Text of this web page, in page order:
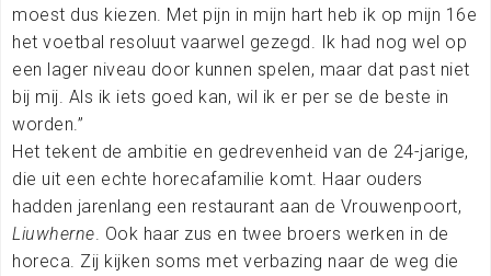
moest dus kiezen. Met pijn in mijn hart heb ik op mijn 16e
het voetbal resoluut vaarwel gezegd. Ik had nog wel op
een lager niveau door kunnen spelen, maar dat past niet
bij mij. Als ik iets goed kan, wil ik er per se de beste in
worden.”
Het tekent de ambitie en gedrevenheid van de 24-jarige,
die uit een echte horecafamilie komt. Haar ouders
hadden jarenlang een restaurant aan de Vrouwenpoort,
Liuwherne . Ook haar zus en twee broers werken in de
horeca. Zij kijken soms met verbazing naar de weg die